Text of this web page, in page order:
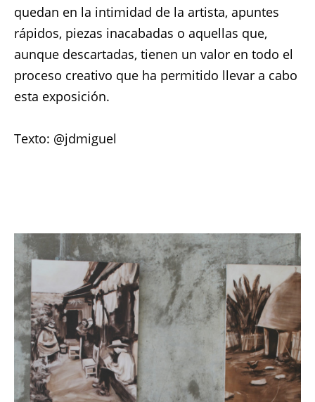
quedan en la intimidad de la artista, apuntes
rápidos, piezas inacabadas o aquellas que,
aunque descartadas, tienen un valor en todo el
proceso creativo que ha permitido llevar a cabo
esta exposición.
Texto: @jdmiguel